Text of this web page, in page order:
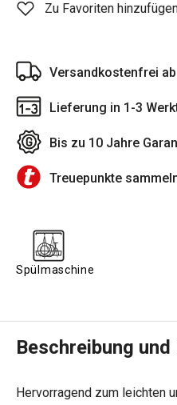
Zu Favoriten
Versandkostenfrei
Lieferung in 1-3
Bis zu 10 Jahre
Treuepunkte
Spülmaschine
Beschreibung
Hervorragend zum leichten